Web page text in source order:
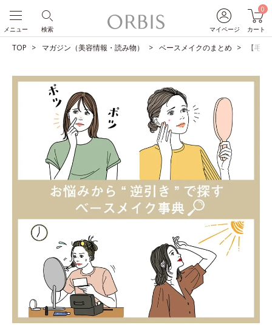
マイページ
0
カート
検索
メニュー
TOP マガジン（美容情報・読み物） ベースメイクのまとめ 【毛